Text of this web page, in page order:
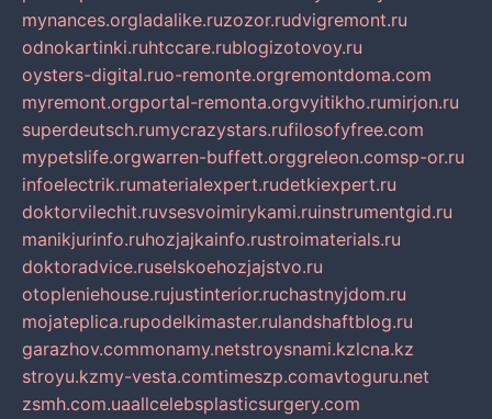
mynances.orgladalike.ruzozor.rudvigremont.ru
odnokartinki.ruhtccare.rublogizotovoy.ru
oysters-digital.ruo-remonte.orgremontdoma.com
myremont.orgportal-remonta.orgvyitikho.rumirjon.ru
superdeutsch.rumycrazystars.rufilosofyfree.com
mypetslife.orgwarren-buffett.orggreleon.comsp-or.ru
infoelectrik.rumaterialexpert.rudetkiexpert.ru
doktorvilechit.ruvsesvoimirykami.ruinstrumentgid.ru
manikjurinfo.ruhozjajkainfo.rustroimaterials.ru
doktoradvice.ruselskoehozjajstvo.ru
otopleniehouse.rujustinterior.ruchastnyjdom.ru
mojateplica.rupodelkimaster.rulandshaftblog.ru
garazhov.commonamy.netstroysnami.kzlcna.kz
stroyu.kzmy-vesta.comtimeszp.comavtoguru.net
zsmh.com.uaallcelebsplasticsurgery.com